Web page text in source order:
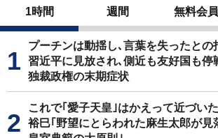
1時間 週間 無料会員
プーチンは動揺し､言葉を失ったと
習近平に見放され､側近も友好国も停
独裁政権の末期症状
これで｢愛子天皇｣はかえって近づい
裕巳｢野望にとらわれた麻生太郎が見